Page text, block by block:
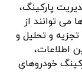
پارکینگ،
می توانند از
تجزیه و تحلیل و
اطلاعات،
خودروهای